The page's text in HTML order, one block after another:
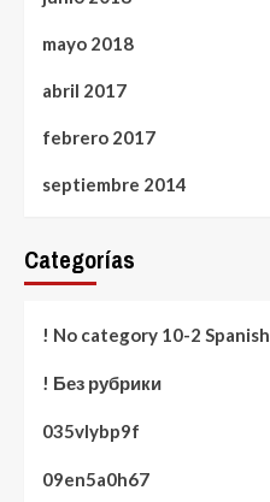
mayo 2018
abril 2017
febrero 2017
septiembre 2014
Categorías
! No category 10-2 Spanish
! Без рубрики
035vlybp9f
09en5a0h67